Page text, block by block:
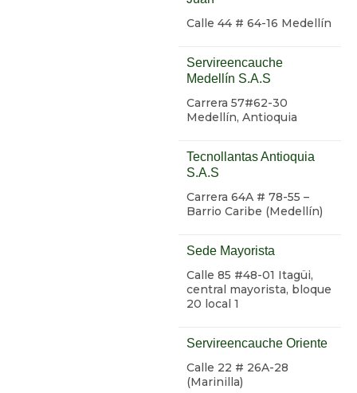
Calle 44 # 64-16 Medellín
Servireencauche
Medellín S.A.S
Carrera 57#62-30
Medellín, Antioquia
Tecnollantas Antioquia
S.A.S
Carrera 64A # 78-55 –
Barrio Caribe (Medellín)
Sede Mayorista
Calle 85 #48-01 Itagüi,
central mayorista, bloque
20 local 1
Servireencauche Oriente
Calle 22 # 26A-28
(Marinilla)